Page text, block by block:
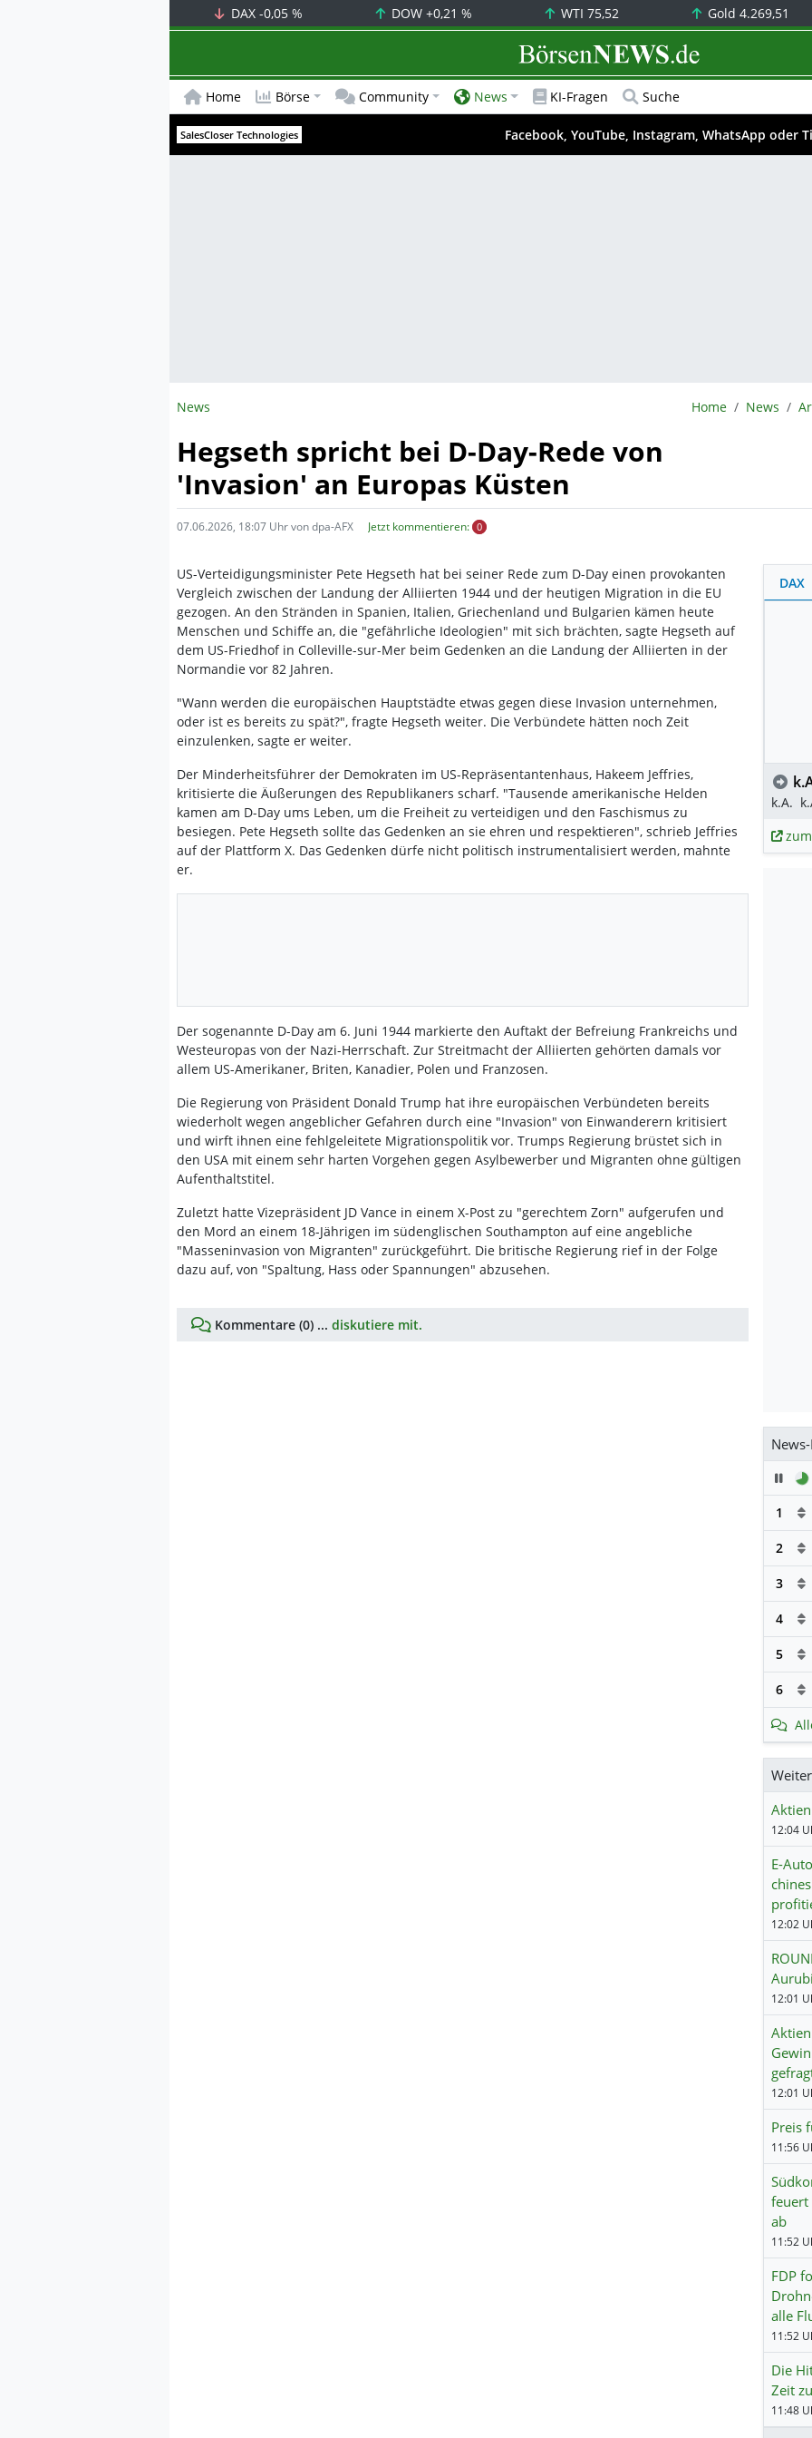
DAX -0,05 % DOW+0,21 % WTI75,52 Gold4.269,51
BörsenNEWS.de
Home Börse Community News KI-Fragen Suche
SalesCloser Technologies Facebook, YouTube, Instagram, WhatsApp oder
News BörsenNEWS.de
Home News
Hegseth spricht bei D-Day-Rede von
'Invasion' an Europas Küsten
07.06.2026, 18:07 Uhr von dpa-AFX Jetzt kommentieren: 0
US-Verteidigungsminister Pete Hegseth hat bei seiner Rede zum D-Day einen provokanten
Vergleich zwischen der Landung der Alliierten 1944 und der heutigen Migration in die EU
gezogen. An den Stränden in Spanien, Italien, Griechenland und Bulgarien kämen heute
Menschen und Schiffe an, die "gefährliche Ideologien" mit sich brächten, sagte Hegseth auf
dem US-Friedhof in Colleville-sur-Mer beim Gedenken an die Landung der Alliierten in der
Normandie vor 82 Jahren.
"Wann werden die europäischen Hauptstädte etwas gegen diese Invasion unternehmen,
oder ist es bereits zu spät?", fragte Hegseth weiter. Die Verbündete hätten noch Zeit
einzulenken, sagte er weiter.
Der Minderheitsführer der Demokraten im US-Repräsentantenhaus, Hakeem Jeffries,
kritisierte die Äußerungen des Republikaners scharf. "Tausende amerikanische Helden
kamen am D-Day ums Leben, um die Freiheit zu verteidigen und den Faschismus zu
besiegen. Pete Hegseth sollte das Gedenken an sie ehren und respektieren", schrieb Jeffries
auf der Plattform X. Das Gedenken dürfe nicht politisch instrumentalisiert werden, mahnte
er.
Der sogenannte D-Day am 6. Juni 1944 markierte den Auftakt der Befreiung Frankreichs und
Westeuropas von der Nazi-Herrschaft. Zur Streitmacht der Alliierten gehörten damals vor
allem US-Amerikaner, Briten, Kanadier, Polen und Franzosen.
Die Regierung von Präsident Donald Trump hat ihre europäischen Verbündeten bereits
wiederholt wegen angeblicher Gefahren durch eine "Invasion" von Einwanderern kritisiert
und wirft ihnen eine fehlgeleitete Migrationspolitik vor. Trumps Regierung brüstet sich in
den USA mit einem sehr harten Vorgehen gegen Asylbewerber und Migranten ohne gültigen
Aufenthaltstitel.
Zuletzt hatte Vizepräsident JD Vance in einem X-Post zu "gerechtem Zorn" aufgerufen und
den Mord an einem 18-Jährigen im südenglischen Southampton auf eine angebliche
"Masseninvasion von Migranten" zurückgeführt. Die britische Regierung rief in der Folge
dazu auf, von "Spaltung, Hass oder Spannungen" abzusehen.
Kommentare (0) ... diskutiere mit.
DAX
k.A.
1
2
3
4
5
6
12:04
E-
12:02
12:01
12:01
Preis
11:56
feuert
ab
11:52
FDP
alle
11:52
Die
Zeit
11:48